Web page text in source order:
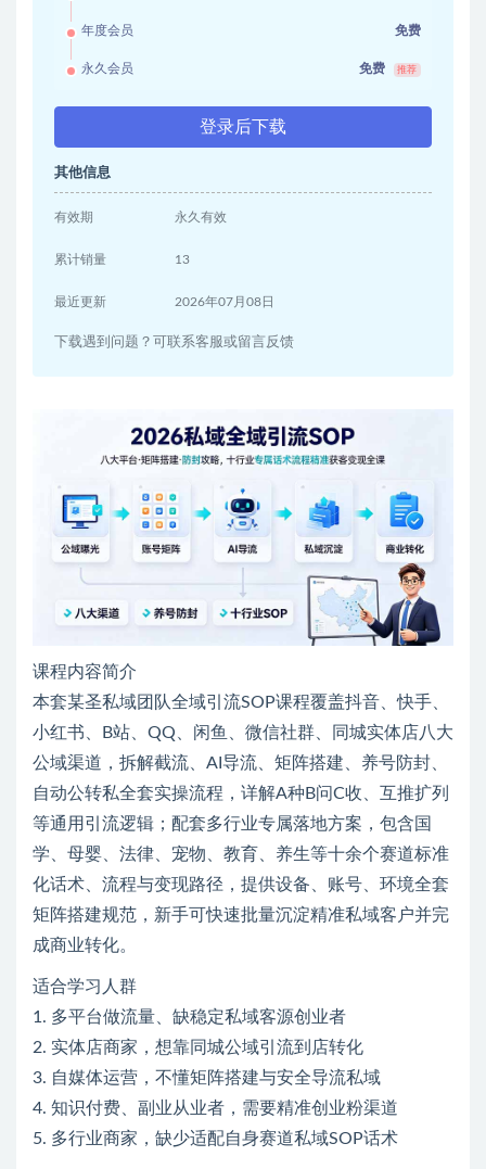
年度会员 免费
永久会员 免费 推荐
登录后下载
其他信息
有效期 永久有效
累计销量 13
最近更新 2026年07月08日
下载遇到问题？可联系客服或留言反馈
课程内容简介
本套某圣私域团队全域引流SOP课程覆盖抖音、快手、
小红书、B站、QQ、闲鱼、微信社群、同城实体店八大
公域渠道，拆解截流、AI导流、矩阵搭建、养号防封、
自动公转私全套实操流程，详解A种B问C收、互推扩列
等通用引流逻辑；配套多行业专属落地方案，包含国
学、母婴、法律、宠物、教育、养生等十余个赛道标准
化话术、流程与变现路径，提供设备、账号、环境全套
矩阵搭建规范，新手可快速批量沉淀精准私域客户并完
成商业转化。
适合学习人群
1. 多平台做流量、缺稳定私域客源创业者
2. 实体店商家，想靠同城公域引流到店转化
3. 自媒体运营，不懂矩阵搭建与安全导流私域
4. 知识付费、副业从业者，需要精准创业粉渠道
5. 多行业商家，缺少适配自身赛道私域SOP话术